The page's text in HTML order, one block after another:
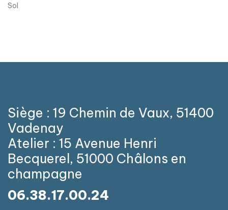
Sol
Siège : 19 Chemin de Vaux, 51400
Vadenay
Atelier : 15 Avenue Henri
Becquerel, 51000 Châlons en
champagne
06.38.17.00.24